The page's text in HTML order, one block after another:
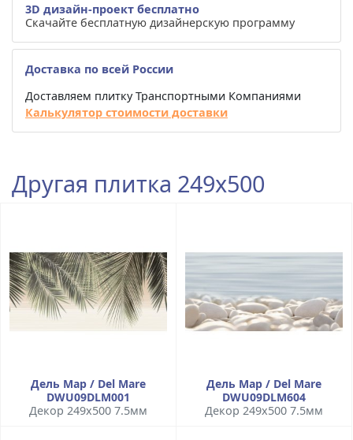
3D дизайн-проект бесплатно
Скачайте бесплатную дизайнерскую программу
Доставка по всей России
Доставляем плитку Транспортными Компаниями
Калькулятор стоимости доставки
Другая плитка 249x500
Дель Мар / Del Mare
DWU09DLM001
Декор 249x500 7.5мм
Дель Мар / Del Mare
DWU09DLM604
Декор 249x500 7.5мм